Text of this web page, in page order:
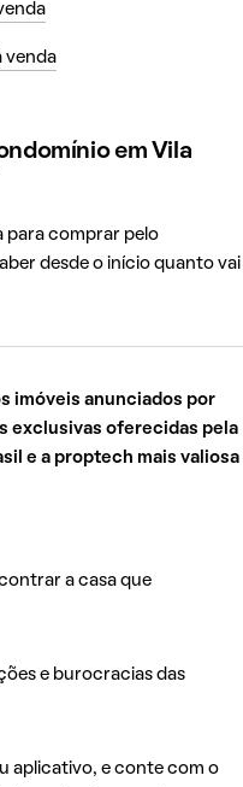
venda
em Vila
para comprar pelo
desde o início quanto vai
imóveis anunciados por
exclusivas oferecidas pela
e a proptech mais valiosa
a casa que
e burocracias das
aplicativo, e conte com o